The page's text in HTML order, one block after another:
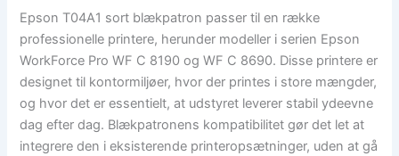
Epson T04A1 sort blækpatron passer til en række
professionelle printere, herunder modeller i serien Epson
WorkForce Pro WF C 8190 og WF C 8690. Disse printere er
designet til kontormiljøer, hvor der printes i store mængder,
og hvor det er essentielt, at udstyret leverer stabil ydeevne
dag efter dag. Blækpatronens kompatibilitet gør det let at
integrere den i eksisterende printeropsætninger, uden at gå